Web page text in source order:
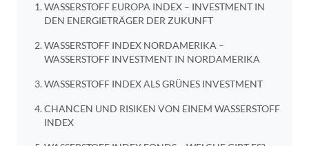
WASSERSTOFF EUROPA INDEX – INVESTMENT IN
DEN ENERGIETRÄGER DER ZUKUNFT
WASSERSTOFF INDEX NORDAMERIKA –
WASSERSTOFF INVESTMENT IN NORDAMERIKA
WASSERSTOFF INDEX ALS GRÜNES INVESTMENT
CHANCEN UND RISIKEN VON EINEM WASSERSTOFF
INDEX